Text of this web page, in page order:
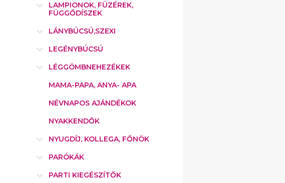
LAMPIONOK, FÜZÉREK,
FÜGGŐDÍSZEK
LÁNYBÚCSÚ,SZEXI
LEGÉNYBÚCSÚ
LÉGGÖMBNEHEZÉKEK
MAMA-PAPA, ANYA- APA
NÉVNAPOS AJÁNDÉKOK
NYAKKENDŐK
NYUGDÍJ, KOLLEGA, FŐNÖK
PARÓKÁK
PARTI KIEGÉSZÍTŐK